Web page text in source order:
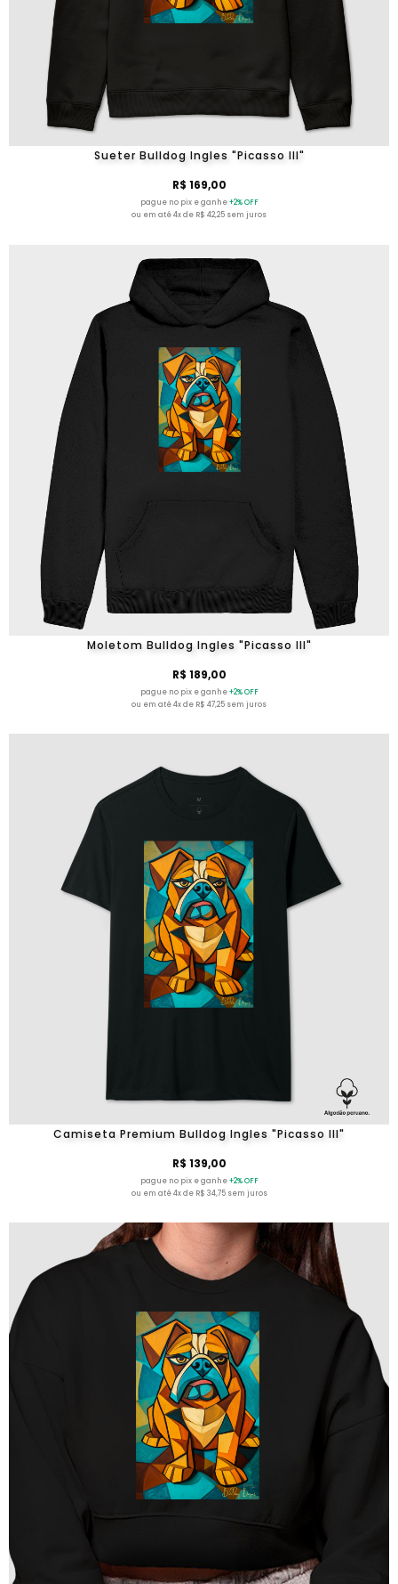
Sueter Bulldog Ingles "Picasso III"
R$ 169,00
pague no pix e ganhe+2% OFF
ou em até 4x de R$ 42,25 sem juros
Moletom Bulldog Ingles "Picasso III"
R$ 189,00
pague no pix e ganhe+2% OFF
ou em até 4x de R$ 47,25 sem juros
Camiseta Premium Bulldog Ingles "Picasso III"
R$ 139,00
pague no pix e ganhe+2% OFF
ou em até 4x de R$ 34,75 sem juros